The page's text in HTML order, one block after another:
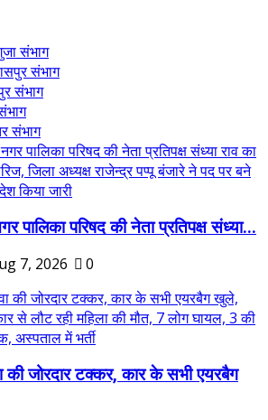
संभाग
संभाग
संभाग
संभाग
पालिका परिषद की नेता प्रतिपक्ष संध्या...
7, 2026 0
की जोरदार टक्कर, कार के सभी एयरबैग